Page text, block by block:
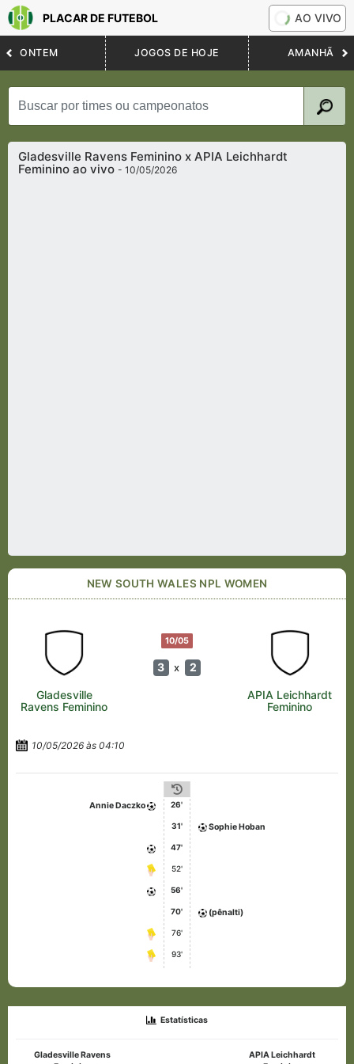
PLACAR DE FUTEBOL AO VIVO
ONTEM JOGOS DE HOJE AMANHÃ
Gladesville Ravens Feminino x APIA Leichhardt
Feminino ao vivo- 10/05/2026
NEW SOUTH WALES NPL WOMEN
10/05
3 x 2
Gladesville
Ravens Feminino
APIA Leichhardt
Feminino
10/05/2026 às 04:10
Annie Daczko 26'
31' Sophie Hoban
47'
52'
56'
70' (pênalti)
76'
93'
Estatísticas
Gladesville Ravens
APIA Leichhardt